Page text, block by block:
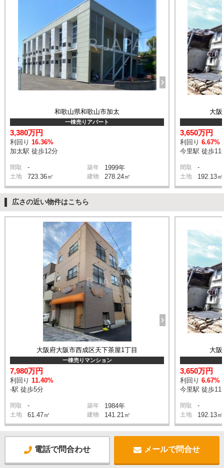
和歌山県和歌山市加太
一棟売りアパート
3,380万円
利回り16.36%
加太駅 徒歩12分
間取 - 築年 1999年
土地 723.36㎡ 建物 278.24㎡
大
3,650万円
利回り 6.67%
今里駅 徒歩11
間取 -
土地 192.13㎡
広さの近い物件はこちら
大阪府大阪市西成区天下茶屋1丁目
一棟売りマンション
7,980万円
利回り11.40%
-駅 徒歩5分
間取 - 築年 1984年
土地 61.47㎡ 建物 141.21㎡
大
3,650万円
利回り 6.67%
今里駅 徒歩11
間取 -
土地 192.13㎡
電話で問合わせ メールで問合せ